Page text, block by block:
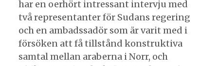
har en oerhört intressant intervju med
två representanter för Sudans regering
och en ambadssadör som är varit med i
försöken att få tillstånd konstruktiva
samtal mellan araberna i Norr, och